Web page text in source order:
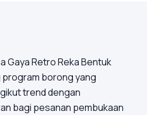
Gaya Retro Reka Bentuk
borong yang
trend dengan
bagi pesanan pembukaan